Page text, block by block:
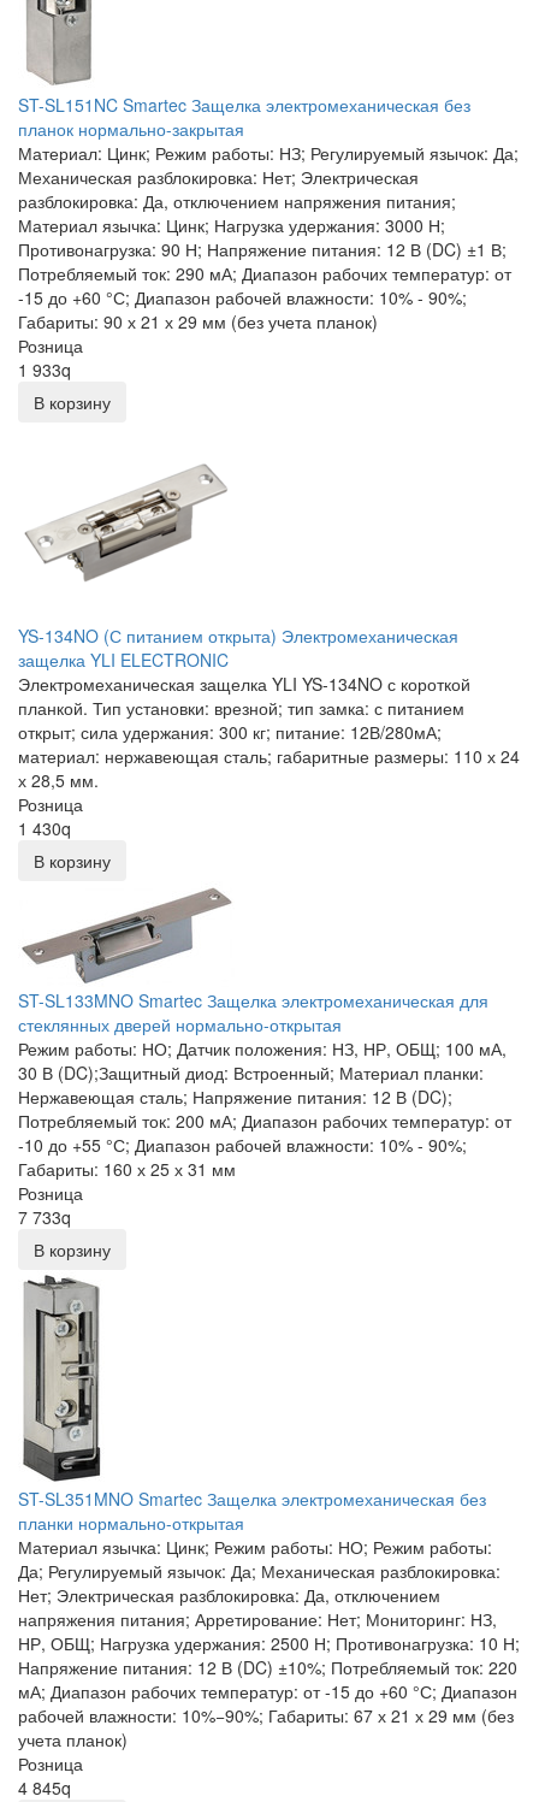
ST-SL151NC Smartec Защелка электромеханическая без
планок нормально-закрытая
Материал: Цинк; Режим работы: НЗ; Регулируемый язычок: Да;
Механическая разблокировка: Нет; Электрическая
разблокировка: Да, отключением напряжения питания;
Материал язычка: Цинк; Нагрузка удержания: 3000 Н;
Противонагрузка: 90 Н; Напряжение питания: 12 В (DC) ±1 В;
Потребляемый ток: 290 мА; Диапазон рабочих температур: от
-15 до +60 °С; Диапазон рабочей влажности: 10% - 90%;
Габариты: 90 х 21 х 29 мм (без учета планок)
Розница
1 933q
В корзину
YS-134NO (С питанием открыта) Электромеханическая
защелка YLI ELECTRONIC
Электромеханическая защелка YLI YS-134NO с короткой
планкой. Тип установки: врезной; тип замка: с питанием
открыт; сила удержания: 300 кг; питание: 12В/280мА;
материал: нержавеющая сталь; габаритные размеры: 110 х 24
х 28,5 мм.
Розница
1 430q
В корзину
ST-SL133MNO Smartec Защелка электромеханическая для
стеклянных дверей нормально-открытая
Режим работы: НО; Датчик положения: НЗ, НР, ОБЩ; 100 мА,
30 В (DC);Защитный диод: Встроенный; Материал планки:
Нержавеющая сталь; Напряжение питания: 12 В (DC);
Потребляемый ток: 200 мА; Диапазон рабочих температур: от
-10 до +55 °С; Диапазон рабочей влажности: 10% - 90%;
Габариты: 160 х 25 х 31 мм
Розница
7 733q
В корзину
ST-SL351MNO Smartec Защелка электромеханическая без
планки нормально-открытая
Материал язычка: Цинк; Режим работы: НО; Режим работы:
Да; Регулируемый язычок: Да; Механическая разблокировка:
Нет; Электрическая разблокировка: Да, отключением
напряжения питания; Арретирование: Нет; Мониторинг: НЗ,
НР, ОБЩ; Нагрузка удержания: 2500 Н; Противонагрузка: 10 Н;
Напряжение питания: 12 В (DC) ±10%; Потребляемый ток: 220
мА; Диапазон рабочих температур: от -15 до +60 °С; Диапазон
рабочей влажности: 10%−90%; Габариты: 67 х 21 х 29 мм (без
учета планок)
Розница
4 845q